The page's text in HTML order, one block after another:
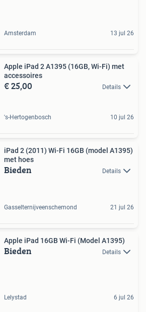
Amsterdam 13 jul 26
Apple iPad 2 A1395 (16GB, Wi-Fi) met
accessoires
€ 25,00 Details
's-Hertogenbosch 10 jul 26
iPad 2 (2011) Wi-Fi 16GB (model A1395)
met hoes
Bieden Details
Gasselternijveenschemond 21 jul 26
Apple iPad 16GB Wi-Fi (Model A1395)
Bieden Details
Lelystad 6 jul 26